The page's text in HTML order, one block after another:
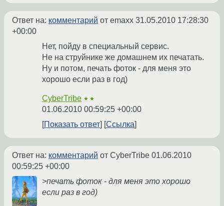
Ответ на: комментарий от emaxx 31.05.2010 17:28:30
+00:00
Нет, пойду в специальный сервис.
Не на струйнике же домашнем их печатать.
Ну и потом, печать фоток - для меня это
хорошо если раз в год)
CyberTribe ★★
01.06.2010 00:59:25 +00:00
Показать ответ
Ссылка
Ответ на: комментарий от CyberTribe 01.06.2010
00:59:25 +00:00
>печать фоток - для меня это хорошо
если раз в год)